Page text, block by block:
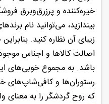
خیره‌کننده و پرزرق‌وبرق
بیندازید، می‌توانید نام
زیبای آن نظاره کنید.
اصالت کالاها و اجناس
باشد. به مجموع خوبی‌های
رستوران‌ها و کافی‌شاپ‌های
که روح گردشگر را به معنای